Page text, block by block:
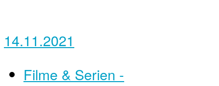
14.11.2021
Filme & Serien -